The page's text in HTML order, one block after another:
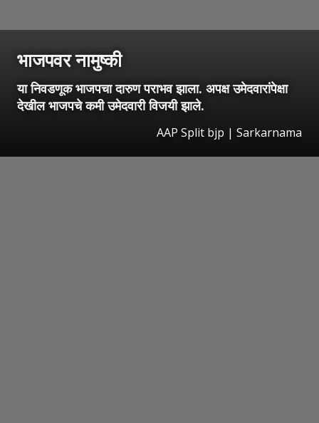
भाजपवर नामुष्की
या निवडणूक भाजपचा दारुण पराभव झाला. अपक्ष उमेदवारांपेक्षा
देखील भाजपचे कमी उमेदवारी विजयी झाले.
AAP Split bjp | Sarkarnama